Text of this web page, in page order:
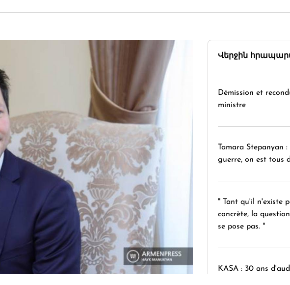
Վերջին
Démission et
ministre
Tamara Stepanyan
guerre, on est tous
" Tant qu'il n'existe
concrète, la
se pose pas. "
KASA : 30 ans